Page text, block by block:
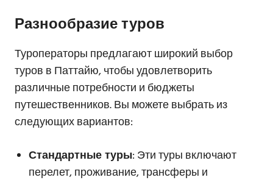
Разнообразие туров
Туроператоры предлагают широкий выбор
туров в Паттайю, чтобы удовлетворить
различные потребности и бюджеты
путешественников. Вы можете выбрать из
следующих вариантов:
Стандартные туры: Эти туры включают
перелет, проживание, трансферы и